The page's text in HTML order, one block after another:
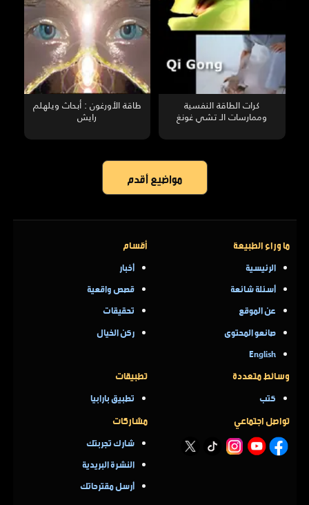
كرات الطاقة النفسية
وممارسات الـ تشي غونغ
طاقة الأورغون : أبحاث ويلهلم
رايش
مواضيع أقدم
ما وراء الطبيعة
الرئيسية
أسئلة شائعة
عن الموقع
صانعو المحتوى
English
أقسام
أخبار
قصص واقعية
تحقيقات
ركن الخيال
وسائط متعددة
كتب
تطبيقات
تطبيق بارابيا
تواصل اجتماعي مشاركات
شارك تجربتك
النشرة البريدية
أرسل مقترحاتك